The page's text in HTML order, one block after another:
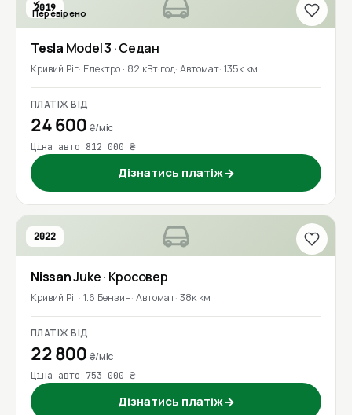
2019
Перевірено
1 власник
Tesla Model 3 · Седан
Кривий Ріг Електро · 82 кВт·год Автомат 135к км
ПЛАТІЖ ВІД
24 600 ₴/міс
Ціна авто 812 000 ₴
Дізнатись платіж→
2022
NissanJuke· Кросовер
Кривий Ріг 1.6 Бензин Автомат 38к км
ПЛАТІЖ ВІД
22 800 ₴/міс
Ціна авто 753 000 ₴
Дізнатись платіж→